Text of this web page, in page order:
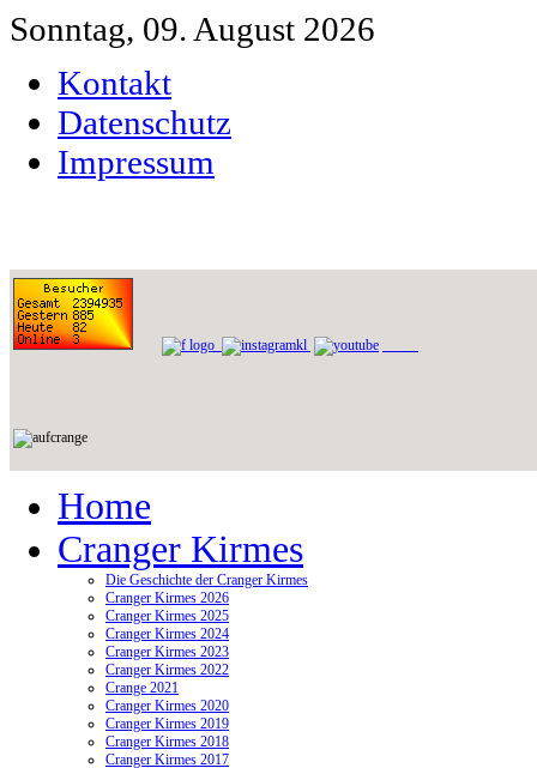
Sonntag, 09. August 2026
Kontakt
Datenschutz
Impressum
Home
Cranger Kirmes
Die Geschichte der Cranger Kirmes
Cranger Kirmes 2026
Cranger Kirmes 2025
Cranger Kirmes 2024
Cranger Kirmes 2023
Cranger Kirmes 2022
Crange 2021
Cranger Kirmes 2020
Cranger Kirmes 2019
Cranger Kirmes 2018
Cranger Kirmes 2017